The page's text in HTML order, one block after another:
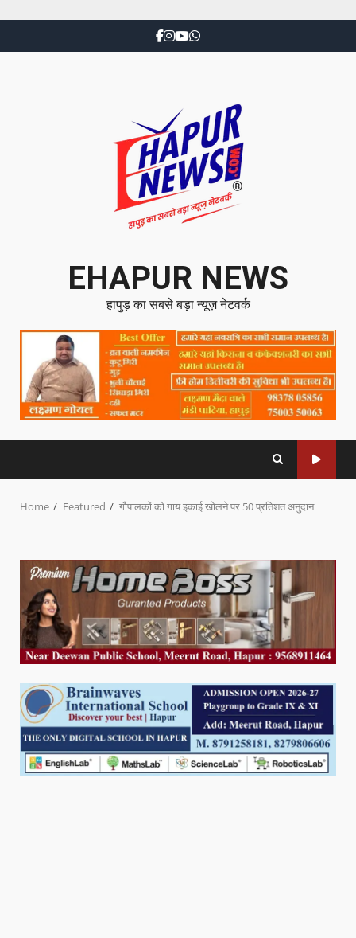
EHAPUR NEWS
हापुड़ का सबसे बड़ा न्यूज़ नेटवर्क
Home Featured गौपालकों को गाय इकाई खोलने पर 50 प्रतिशत अनुदान